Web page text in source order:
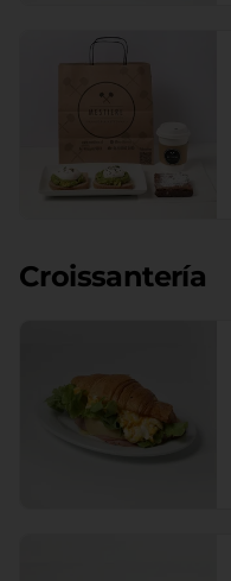
Croissantería